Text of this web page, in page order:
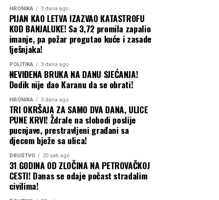
HRONIKA 3 dana ago
PIJAN KAO LETVA IZAZVAO KATASTROFU
KOD BANJALUKE! Sa 3,72 promila zapalio
imanje, pa požar progutao kuće i zasade
lješnjaka!
POLITIKA 3 dana ago
NEVIĐENA BRUKA NA DANU SJEĆANJA!
Dodik nije dao Karanu da se obrati!
HRONIKA 3 dana ago
TRI OKRŠAJA ZA SAMO DVA DANA, ULICE
PUNE KRVI! Ždrale na slobodi poslije
pucnjave, prestravljeni građani sa
djecom bježe sa ulica!
DRUŠTVO 20 sati ago
31 GODINA OD ZLOČINA NA PETROVAČKOJ
CESTI! Danas se odaje počast stradalim
civilima!